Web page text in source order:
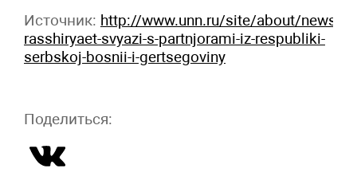
Источник: http://www.unn.ru/site/about/news/
rasshiryaet-svyazi-s-partnjorami-iz-respubliki-
serbskoj-bosnii-i-gertsegoviny
Поделиться: